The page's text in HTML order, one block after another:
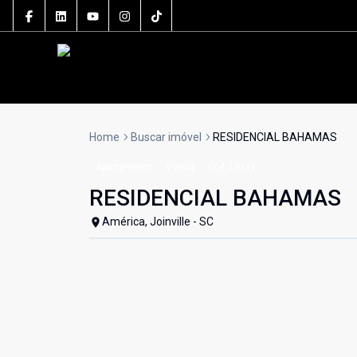
Home Buscar imóvel RESIDENCIAL BAHAMAS
RESIDENCIAL BAHAMAS
América, Joinville - SC